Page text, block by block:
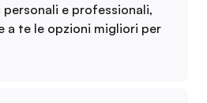
e professionali,
a te le opzioni migliori per